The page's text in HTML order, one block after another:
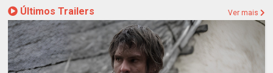
Últimos Trailers Ver mais